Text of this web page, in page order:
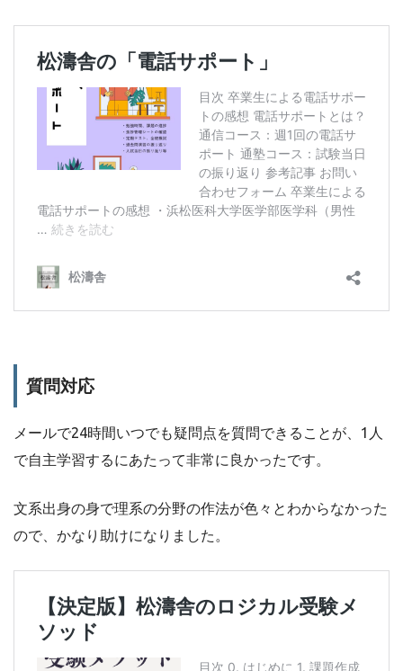
質問対応
メールで24時間いつでも疑問点を質問できることが、1人
で自主学習するにあたって非常に良かったです。
文系出身の身で理系の分野の作法が色々とわからなかった
ので、かなり助けになりました。